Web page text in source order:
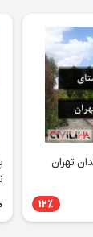
تهران
12٪